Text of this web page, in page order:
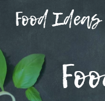
Food Ideas